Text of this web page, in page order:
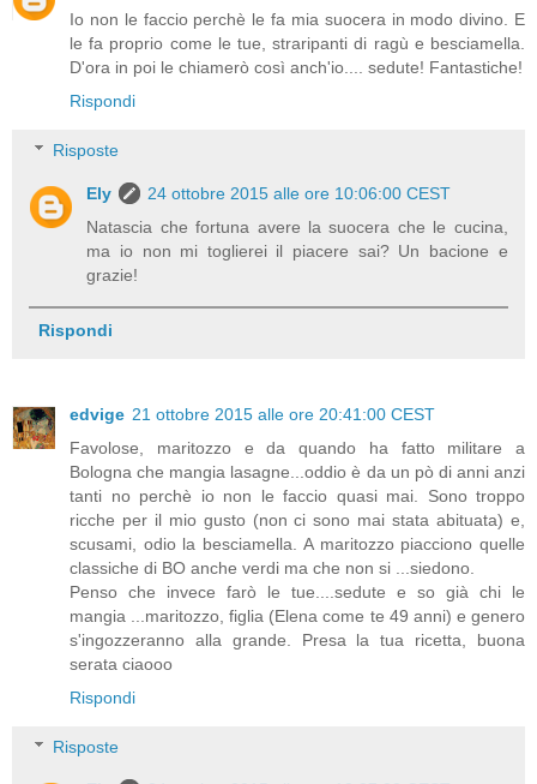
Io non le faccio perchè le fa mia suocera in modo divino. E
le fa proprio come le tue, straripanti di ragù e besciamella.
D'ora in poi le chiamerò così anch'io.... sedute! Fantastiche!
Rispondi
Risposte
Ely
24 ottobre 2015 alle ore 10:06:00 CEST
Natascia che fortuna avere la suocera che le cucina,
ma io non mi toglierei il piacere sai? Un bacione e
grazie!
Rispondi
edvige 21 ottobre 2015 alle ore 20:41:00 CEST
Favolose, maritozzo e da quando ha fatto militare a
Bologna che mangia lasagne...oddio è da un pò di anni anzi
tanti no perchè io non le faccio quasi mai. Sono troppo
ricche per il mio gusto (non ci sono mai stata abituata) e,
scusami, odio la besciamella. A maritozzo piacciono quelle
classiche di BO anche verdi ma che non si ...siedono.
Penso che invece farò le tue....sedute e so già chi le
mangia ...maritozzo, figlia (Elena come te 49 anni) e genero
s'ingozzeranno alla grande. Presa la tua ricetta, buona
serata ciaooo
Rispondi
Risposte